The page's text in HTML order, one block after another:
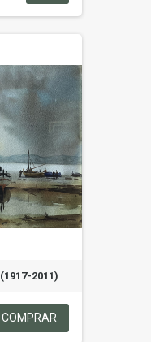
2011)
COMPRAR